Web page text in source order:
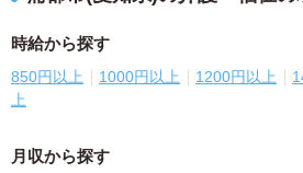
時給から探す
850円以上 1000円以上 1200円以上
上
月収から探す